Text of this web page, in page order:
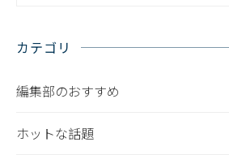
カテゴリ
編集部のおすすめ
ホットな話題